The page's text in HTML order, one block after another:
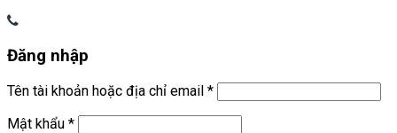
Đăng nhập
Tên tài khoản hoặc địa chỉ email *
Mật khẩu *